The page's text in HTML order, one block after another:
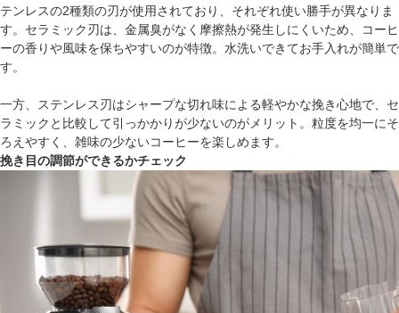
テンレスの2種類の刃が使用されており、それぞれ使い勝手が異なりま
す。セラミック刃は、金属臭がなく摩擦熱が発生しにくいため、コーヒ
ーの香りや風味を保ちやすいのが特徴。水洗いできてお手入れが簡単で
す。
一方、ステンレス刃はシャープな切れ味による軽やかな挽き心地で、セ
ラミックと比較して引っかかりが少ないのがメリット。粒度を均一にそ
ろえやすく、雑味の少ないコーヒーを楽しめます。
挽き目の調節ができるかチェック